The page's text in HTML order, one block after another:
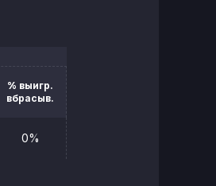
% выигр.
вбрасыв.
0%